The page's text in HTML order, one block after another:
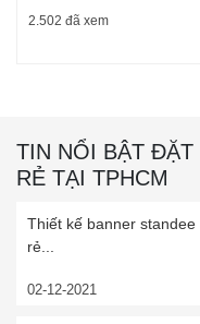
2.502 đã xem
TIN NỔI BẬT ĐẶT
RẺ TẠI TPHCM
Thiết kế banner
rẻ...
02-12-2021